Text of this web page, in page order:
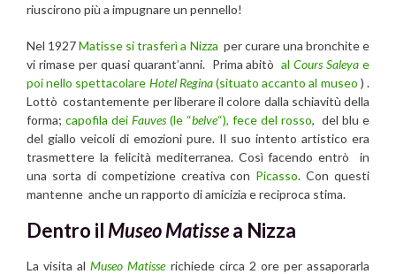
riuscirono più a impugnare un pennello!
Nel 1927Matisse si trasferì a Nizza per curare una bronchite e
vi rimase per quasi quarant’anni. Prima abitòalCours Saleya e
poi nello spettacolare Hotel Regina(situato accanto al museo ) .
Lottò costantemente per liberare il colore dalla schiavitù della
forma; capofila dei Fauves(le “belve“), fece del rosso, del blu e
del giallo veicoli di emozioni pure. Il suo intento artistico era
trasmettere la felicità mediterranea. Così facendo entrò in
una sorta di competizione creativa con Picasso. Con questi
mantenne anche un rapporto di amicizia e reciproca stima.
Dentro il Museo Matissea Nizza
La visita alMuseo Matisserichiede circa 2 ore per assaporarla